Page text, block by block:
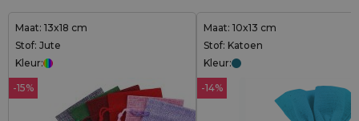
Maat: 13x18 cm
Stof: Jute
Kleur:
-15%
Maat: 10x13 cm
Stof: Katoen
Kleur:
-14%